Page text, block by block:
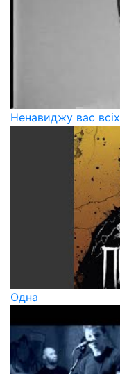
Ненавиджу вас всіх
Одна